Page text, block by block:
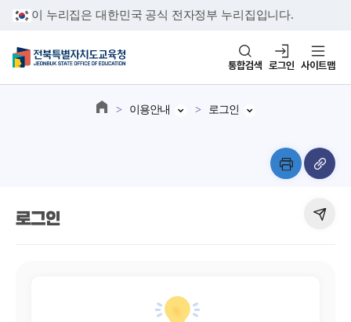
이 누리집은 대한민국 공식 전자정부 누리집입니다.
통합검색 로그인 사이트맵
이용안내 로그인
로그인